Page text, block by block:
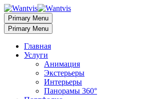
Primary Menu
Primary Menu
Главная
Услуги
Анимация
Экстерьеры
Интерьеры
Панорамы 360°